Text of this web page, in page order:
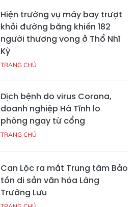
Hiện trường vụ máy bay trượt
khỏi đường băng khiến 182
người thương vong ở Thổ Nhĩ
Kỳ
TRANG CHỦ
Dịch bệnh do virus Corona,
doanh nghiệp Hà Tĩnh lo
phòng ngay từ cổng
TRANG CHỦ
Can Lộc ra mắt Trung tâm Bảo
tồn di sản văn hóa Làng
Trường Lưu